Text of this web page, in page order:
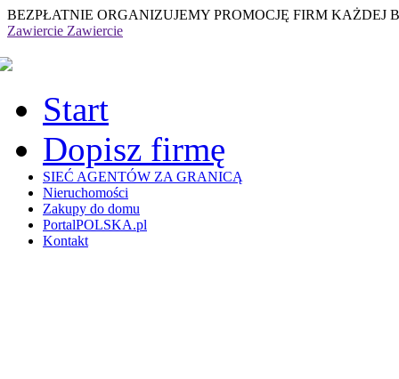
BEZPŁATNIE ORGANIZUJEMY PROMOCJĘ FIRM KAŻDEJ
Zawiercie Zawiercie
Start
Dopisz firmę
SIEĆ AGENTÓW ZA GRANICĄ
Nieruchomości
Zakupy do domu
PortalPOLSKA.pl
Kontakt